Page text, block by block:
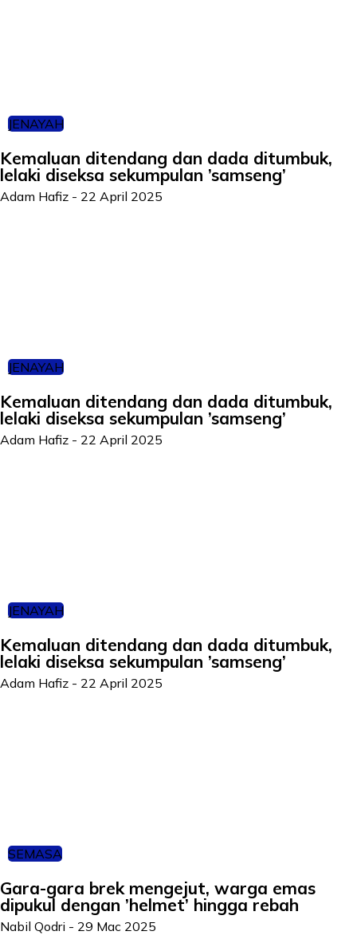
JENAYAH
Kemaluan ditendang dan dada ditumbuk,
lelaki diseksa sekumpulan ’samseng’
Adam Hafiz - 22 April 2025
JENAYAH
Kemaluan ditendang dan dada ditumbuk,
lelaki diseksa sekumpulan ’samseng’
Adam Hafiz - 22 April 2025
JENAYAH
Kemaluan ditendang dan dada ditumbuk,
lelaki diseksa sekumpulan ’samseng’
Adam Hafiz - 22 April 2025
SEMASA
Gara-gara brek mengejut, warga emas
dipukul dengan ’helmet’ hingga rebah
Nabil Qodri - 29 Mac 2025